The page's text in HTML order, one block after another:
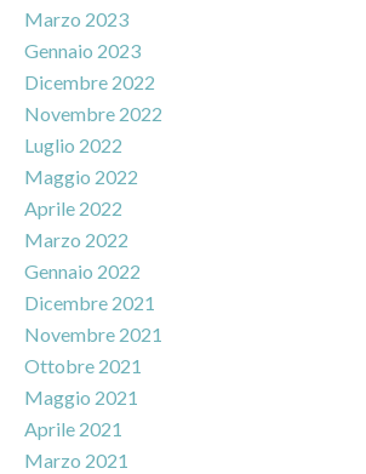
Marzo 2023
Gennaio 2023
Dicembre 2022
Novembre 2022
Luglio 2022
Maggio 2022
Aprile 2022
Marzo 2022
Gennaio 2022
Dicembre 2021
Novembre 2021
Ottobre 2021
Maggio 2021
Aprile 2021
Marzo 2021